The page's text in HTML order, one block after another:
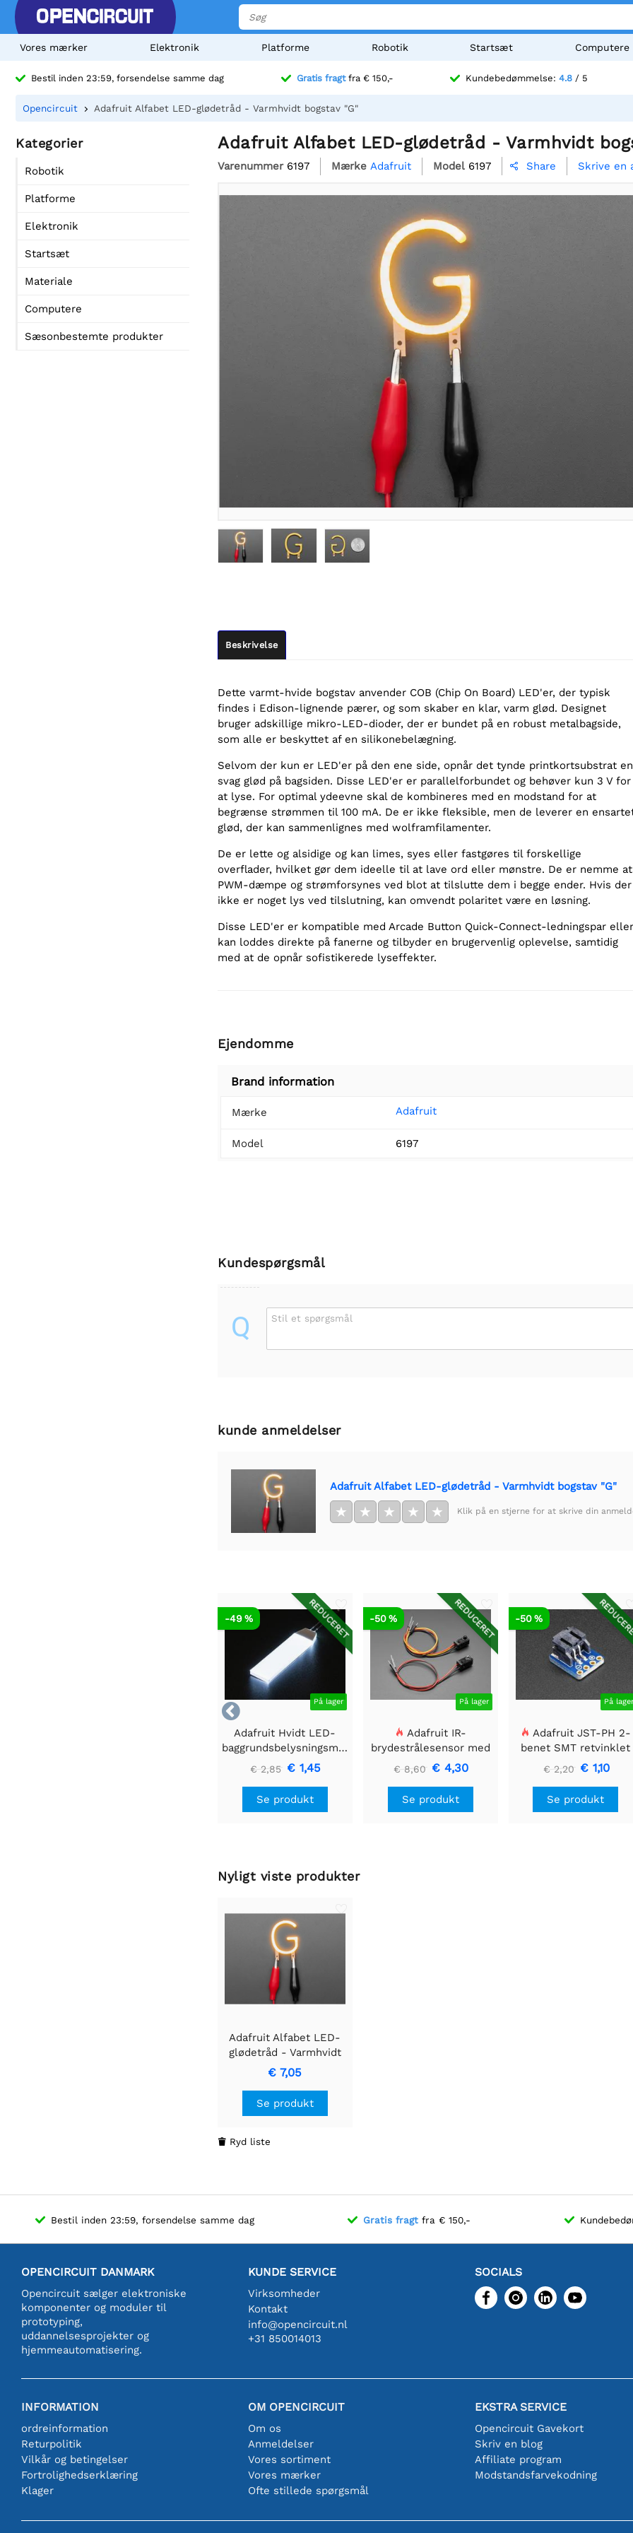
Vores mærker Elektronik Platforme Robotik Startsæt Computere
Bestil inden 23:59, forsendelse samme dag Gratis fragtfra € 150,- Kundebedømmelse: 4.8 / 5
Opencircuit Adafruit Alfabet LED-glødetråd - Varmhvidt bogstav "G"
Kategorier
Robotik
Platforme
Elektronik
Startsæt
Materiale
Computere
Sæsonbestemte produkter
Adafruit Alfabet LED-glødetråd - Varmhvidt
Varenummer 6197 Mærke Adafruit Model 6197  Share Skrive en
Beskrivelse
Dette varmt-hvide bogstav anvender COB (Chip On Board) LED'er, der typisk
findes i Edison-lignende pærer, og som skaber en klar, varm glød. Designet
bruger adskillige mikro-LED-dioder, der er bundet på en robust metalbagside,
som alle er beskyttet af en silikonebelægning.
Selvom der kun er LED'er på den ene side, opnår det tynde printkortsubstrat en
svag glød på bagsiden. Disse LED'er er parallelforbundet og behøver kun 3 V for
at lyse. For optimal ydeevne skal de kombineres med en modstand for at
begrænse strømmen til 100 mA. De er ikke fleksible, men de leverer en
glød, der kan sammenlignes med wolframfilamenter.
De er lette og alsidige og kan limes, syes eller fastgøres til forskellige
overflader, hvilket gør dem ideelle til at lave ord eller mønstre. De er nemme at
PWM-dæmpe og strømforsynes ved blot at tilslutte dem i begge ender. Hvis der
ikke er noget lys ved tilslutning, kan omvendt polaritet være en løsning.
Disse LED'er er kompatible med Arcade Button Quick-Connect-ledningspar eller
kan loddes direkte på fanerne og tilbyder en brugervenlig oplevelse, samtidig
med at de opnår sofistikerede lyseffekter.
Ejendomme
Brand information
Mærke Adafruit
Model 6197
Kundespørgsmål
Q Stil et spørgsmål
kunde anmeldelser
Adafruit Alfabet LED-glødetråd - Varmhvidt bogstav "G"
★ ★ ★ ★ ★ Klik på en stjerne for at skrive din

REDUCERET
På lager
-49 %
Adafruit Hvidt LED-
baggrundsbelysningsmodul
- Lille 12mm x 40mm
€ 2,85 € 1,45
Se produkt
REDUCERET
På lager
-50 %
Adafruit IR-
brydestrålesensor med
premium ledningsstuds
- 5 mm LED'er
€ 8,60 € 4,30
Se produkt
På
-50 %
Adafruit JST-PH 2-
benet SMT retvinklet
breakout board
€ 2,20 € 1,10
Se produkt
Nyligt viste produkter
Adafruit Alfabet LED-
glødetråd - Varmhvidt
bogstav "G"
€ 7,05
Se produkt
 Ryd liste
Bestil inden 23:59, forsendelse samme dag Gratis fragt fra € 150,-
OPENCIRCUIT DANMARK
Opencircuit sælger elektroniske
komponenter og moduler til
prototyping,
uddannelsesprojekter og
hjemmeautomatisering.
KUNDE SERVICE
Virksomheder
Kontakt
info@opencircuit.nl
+31 850014013
SOCIALS
INFORMATION
ordreinformation
Returpolitik
Vilkår og betingelser
Fortrolighedserklæring
Klager
OM OPENCIRCUIT
Om os
Anmeldelser
Vores sortiment
Vores mærker
Ofte stillede spørgsmål
EKSTRA SERVICE
Opencircuit Gavekort
Skriv en blog
Affiliate program
Modstandsfarvekodning